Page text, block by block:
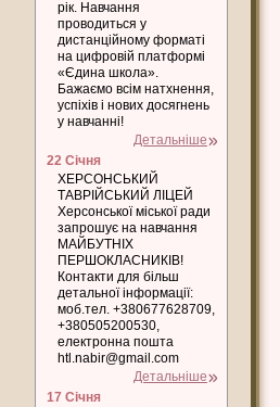
рік. Навчання
проводиться у
дистанційному форматі
на цифровій платформі
«Єдина школа».
Бажаємо всім натхнення,
успіхів і нових досягнень
у навчанні!
Детальніше
22 Січня
ХЕРСОНСЬКИЙ
ТАВРІЙСЬКИЙ ЛІЦЕЙ
Херсонської міської ради
запрошує на навчання
МАЙБУТНІХ
ПЕРШОКЛАСНИКІВ!
Контакти для більш
детальної інформації:
моб.тел. +380677628709,
+380505200530,
електронна пошта
htl.nabir@gmail.com
Детальніше
17 Січня